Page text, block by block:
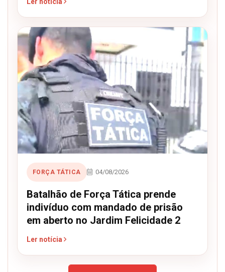
FORÇA TÁTICA 04/08/2026
Batalhão de Força Tática prende
indivíduo com mandado de prisão
em aberto no Jardim Felicidade 2
Ler notícia